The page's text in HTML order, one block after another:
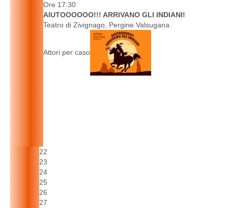
Ore 17:30
AIUTOOOOOO!!! ARRIVANO GLI INDIANI!
Teatro di Zivignago, Pergine Valsugana.
Attori per caso
22
23
24
25
26
27